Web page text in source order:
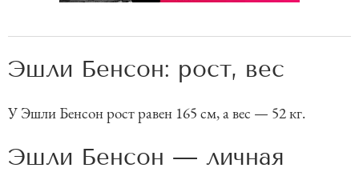
Эшли Бенсон: рост, вес
У Эшли Бенсон рост равен 165 см, а вес — 52 кг.
Эшли Бенсон — личная